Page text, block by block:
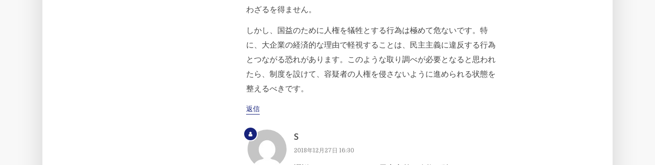
わざるを得ません。
しかし、国益のために人権を犠牲とする行為は極めて危ないです。特
に、大企業の経済的な理由で軽視することは、民主主義に違反する行為
とつながる恐れがあります。このような取り調べが必要となると思われ
たら、制度を設けて、容疑者の人権を侵さないように進められる状態を
整えるべきです。
返信
S
2018年12月27日 16:30